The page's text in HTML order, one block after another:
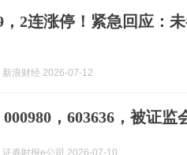
，2连涨停！紧急回应：
新浪财经 2026-07-12
，603636，被证监
证券时报e公司 2026-07-10